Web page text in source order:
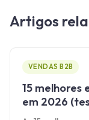
Artigos
VENDAS B2B
15 melhores
em 2026